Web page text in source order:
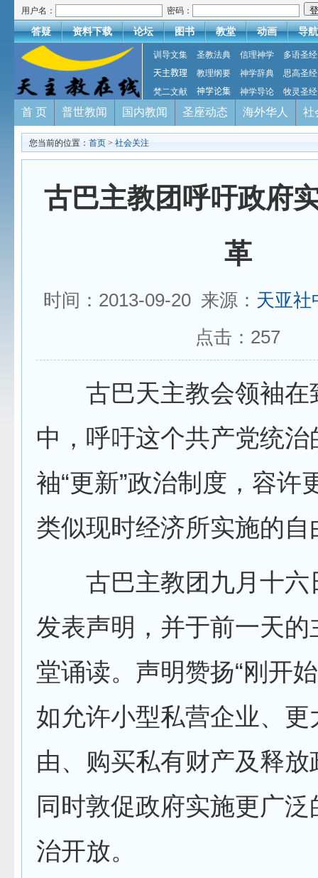
用户名： 密码：
答疑 资料下载 论坛 图书 教堂 动画 导航
训导文集 圣教法典 信理神学
多语圣经
天主教理
教理纲要 神学辞典
思高圣经
梵二文献
神学论集 神学导论 牧灵圣经
首 页 普世教闻 国内教闻 圣座动态 海外华人 社
您当前的位置： 首页 > 社会关注
古巴主教团呼吁政府
革
时间：2013-09-20 来源： 天亚社
点击： 257
古巴天主教会领袖在
中，呼吁这个共产党统治
袖“更新”政治制度，容许
类似现时经济所实施的自
古巴主教团九月十六
发表声明，并于前一天的
堂诵读。声明赞扬“刚开
如允许小型私营企业、更
由、购买私有财产及释放
同时敦促政府实施更广
治开放。